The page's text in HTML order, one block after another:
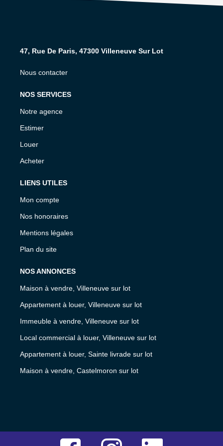
47, Rue De Paris, 47300 Villeneuve Sur Lot
Nous contacter
NOS SERVICES
Notre agence
Estimer
Louer
Acheter
LIENS UTILES
Mon compte
Nos honoraires
Mentions légales
Plan du site
NOS ANNONCES
Maison à vendre, Villeneuve sur lot
Appartement à louer, Villeneuve sur lot
Immeuble à vendre, Villeneuve sur lot
Local commercial à louer, Villeneuve sur lot
Appartement à louer, Sainte livrade sur lot
Maison à vendre, Castelmoron sur lot